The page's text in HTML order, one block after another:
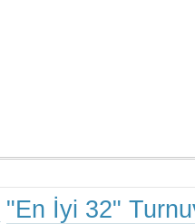
"En İyi 32"